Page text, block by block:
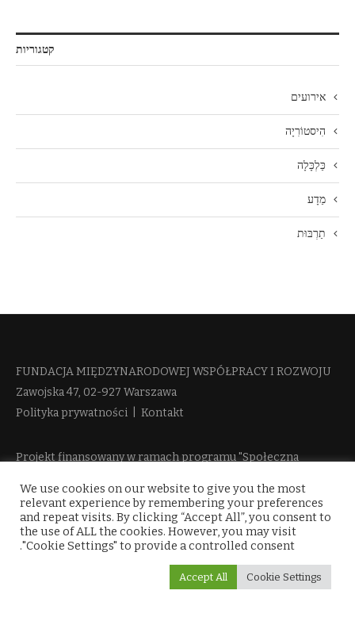
קטגוריות
אירועים
הִיסטוֹרִיָה
כַּלְכָּלָה
מַדָע
תַרְבּוּת
FUNDACJA MIĘDZYNARODOWEJ WSPÓŁPRACY I ROZWOJU​
Zawojska 47, 02-927 Warszawa
Polityka prywatności
Kontakt
Projekt finansowany w ramach programu "Społeczna
więcej informacji
We use cookies on our website to give you the most
relevant experience by remembering your preferences
and repeat visits. By clicking “Accept All”, you consent to
the use of ALL the cookies. However, you may visit
"Cookie Settings" to provide a controlled consent.
Cookie Settings
Accept All